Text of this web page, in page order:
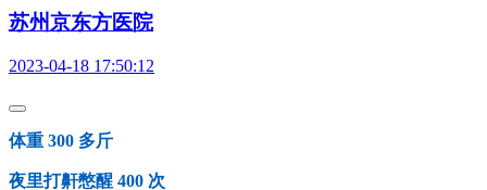
苏州京东方医院
2023-04-18 17:50:12
体重 300 多斤
夜里打鼾憋醒 400 次